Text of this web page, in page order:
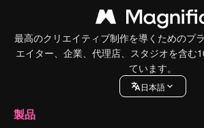
最高のクリエイティブ制作を導くためのプ
エイター、企業、代理店、スタジオを含む
ています。
日本語
製品